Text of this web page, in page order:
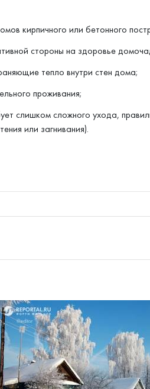
кирпичного или бетонного
стороны на здоровье
тепло внутри стен дома;
проживания;
слишком сложного ухода,
или загнивания).